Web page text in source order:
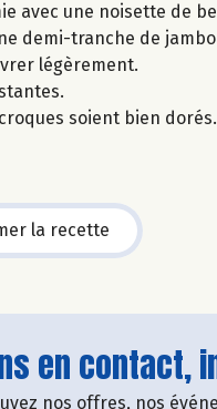
avec une noisette de
demi-tranche de
légèrement.
soient bien
la recette
en contact,
nos offres, nos